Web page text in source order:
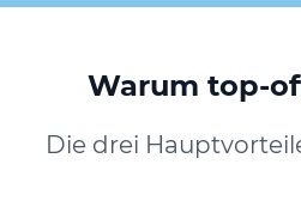
Warum top-
Die drei